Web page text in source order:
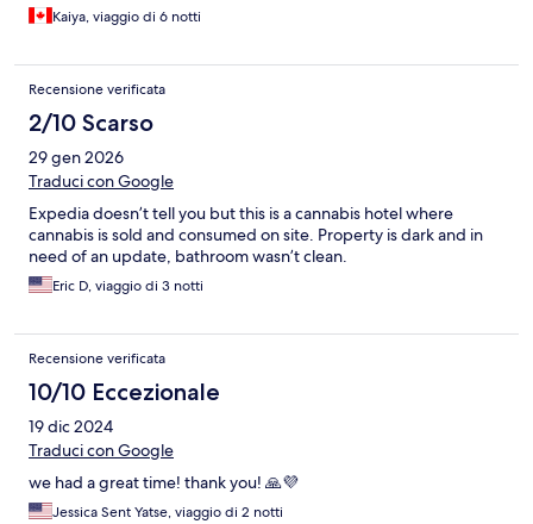
Kaiya, viaggio di 6 notti
Recensione verificata
2/10 Scarso
29 gen 2026
Traduci con Google
Expedia doesn’t tell you but this is a cannabis hotel where
cannabis is sold and consumed on site. Property is dark and in
need of an update, bathroom wasn’t clean.
Eric D, viaggio di 3 notti
Recensione verificata
10/10 Eccezionale
19 dic 2024
Traduci con Google
we had a great time! thank you! 🙏💜
Jessica Sent Yatse, viaggio di 2 notti